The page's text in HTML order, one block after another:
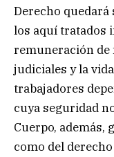
Derecho quedará
los aquí tratados
remuneración
judiciales y la
trabajadores
cuya seguridad
Cuerpo, además,
como del